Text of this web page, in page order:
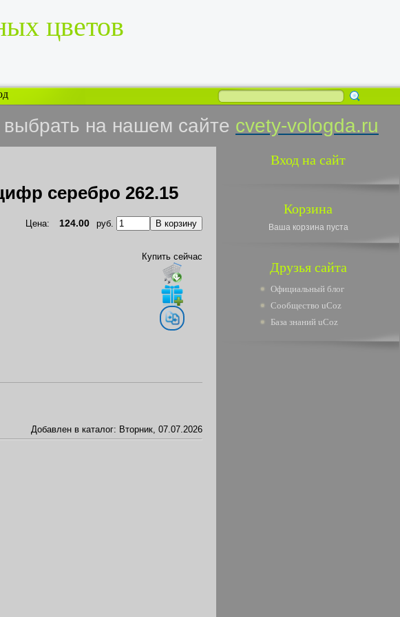
цветов
на нашем сайте cvety-vologda.ru
серебро 262.15
Цена: 124.00 руб.
Купить сейчас
Добавлен в каталог: Вторник, 07.07.2026
Вход на сайт
Корзина
Ваша корзина пуста
Друзья сайта
Официальный блог
Сообщество uCoz
База знаний uCoz